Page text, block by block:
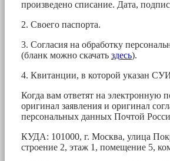
произведено списание. Дата,
2. Своего паспорта.
3. Согласия на обработку
(бланк можно скачать здесь).
4. Квитанции, в которой указан
Когда вам ответят на электронную
оригинал заявления и оригинал
персональных данных Почтой
КУДА: 101000, г. Москва, улица
строение 2, этаж 1, помещение 5,